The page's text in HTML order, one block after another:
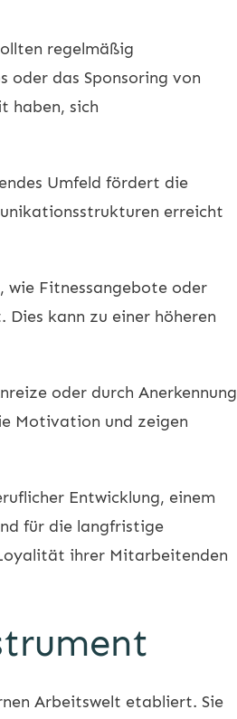
regelmäßig
oder das Sponsoring von
haben, sich
Umfeld fördert die
erreicht
wie Fitnessangebote oder
kann zu einer höheren
oder durch Anerkennung
Motivation und zeigen
Entwicklung, einem
für die langfristige
ihrer Mitarbeitenden
Arbeitswelt etabliert. Sie